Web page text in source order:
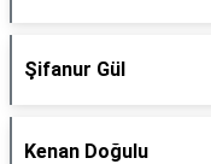
Şifanur Gül
Kenan Doğulu